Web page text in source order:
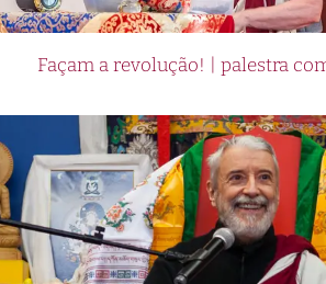
Façam a revolução! | palestra